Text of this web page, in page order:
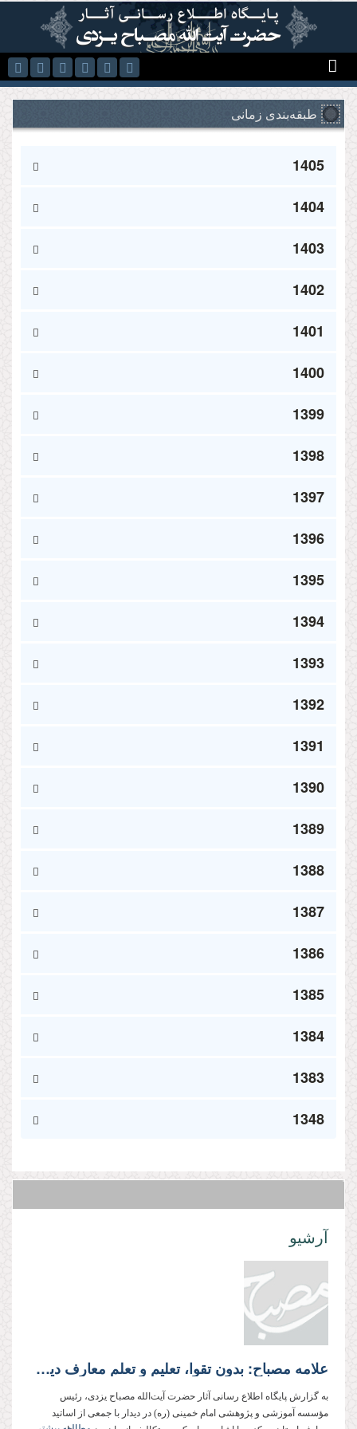
رفتن به محتوای اصلی
طبقه‌بندی زمانی
1405
1404
1403
1402
1401
1400
1399
1398
1397
1396
1395
1394
1393
1392
1391
1390
1389
1388
1387
1386
1385
1384
1383
1348
آرشیو
علامه مصباح: بدون تقوا، تعلیم و تعلم معارف دین، بی‌فایده است
به گزارش پایگاه اطلاع رسانی آثار حضرت آیت‌الله مصباح یزدی، رئیس
مؤسسه آموزشی و پژوهشی امام خمینی (ره) در دیدار با جمعی از اساتید